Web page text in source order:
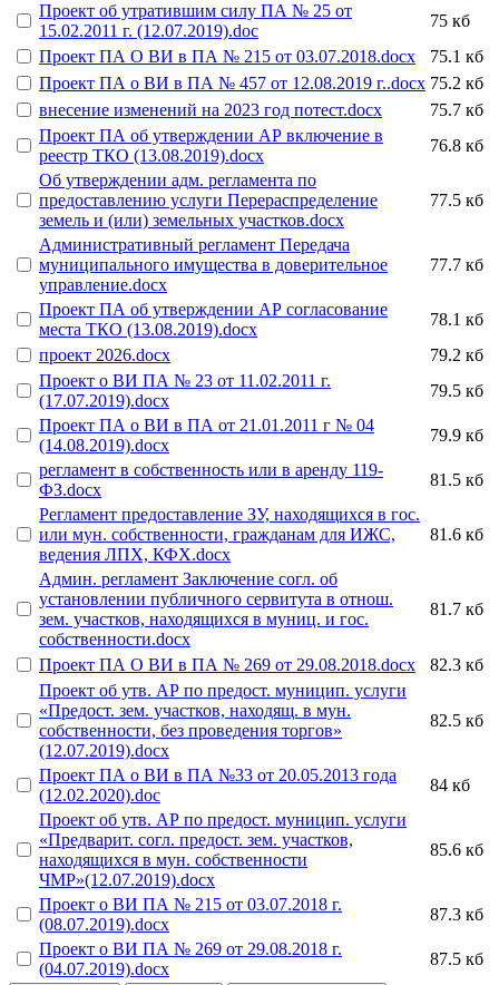
Проект об утратившим силу ПА № 25 от
15.02.2011 г. (12.07.2019).doc
75 кб
Проект ПА О ВИ в ПА № 215 от 03.07.2018.docx
75.1 кб
Проект ПА о ВИ в ПА № 457 от 12.08.2019 г..docx 75.2 кб
внесение изменений на 2023 год потест.docx
75.7 кб
Проект ПА об утверждении АР включение в
реестр ТКО (13.08.2019).docx
76.8 кб
Об утверждении адм. регламента по
предоставлению услуги Перераспределение
земель и (или) земельных участков.docx
77.5 кб
Административный регламент Передача
муниципального имущества в доверительное
управление.docx
77.7 кб
Проект ПА об утверждении АР согласование
места ТКО (13.08.2019).docx
78.1 кб
проект 2026.docx
79.2 кб
Проект о ВИ ПА № 23 от 11.02.2011 г.
(17.07.2019).docx
79.5 кб
Проект ПА о ВИ в ПА от 21.01.2011 г № 04
(14.08.2019).docx
79.9 кб
регламент в собственность или в аренду 119-
ФЗ.docx
81.5 кб
Регламент предоставление ЗУ, находящихся в гос.
или мун. собственности, гражданам для ИЖС,
ведения ЛПХ, КФХ.docx
81.6 кб
Админ. регламент Заключение согл. об
установлении публичного сервитута в отнош.
зем. участков, находящихся в муниц. и гос.
собственности.docx
81.7 кб
Проект ПА О ВИ в ПА № 269 от 29.08.2018.docx
82.3 кб
Проект об утв. АР по предост. муницип. услуги
«Предост. зем. участков, находящ. в мун.
собственности, без проведения торгов»
(12.07.2019).docx
82.5 кб
Проект ПА о ВИ в ПА №33 от 20.05.2013 года
(12.02.2020).doc
84 кб
Проект об утв. АР по предост. муницип. услуги
«Предварит. согл. предост. зем. участков,
находящихся в мун. собственности
ЧМР»(12.07.2019).docx
85.6 кб
Проект о ВИ ПА № 215 от 03.07.2018 г.
(08.07.2019).docx
87.3 кб
Проект о ВИ ПА № 269 от 29.08.2018 г.
(04.07.2019).docx
87.5 кб